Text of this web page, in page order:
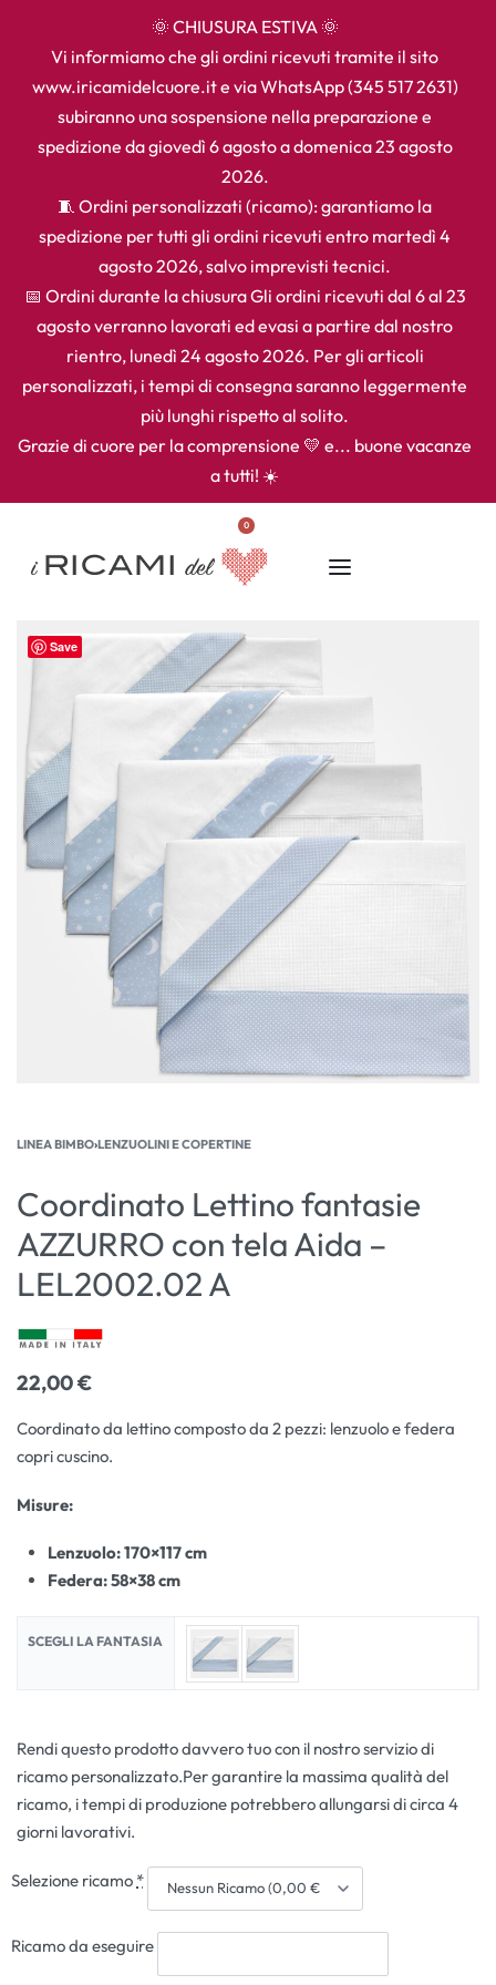
🌞 CHIUSURA ESTIVA 🌞
Vi informiamo che gli ordini ricevuti tramite il sito
www.iricamidelcuore.it e via WhatsApp (345 517 2631)
subiranno una sospensione nella preparazione e
spedizione da giovedì 6 agosto a domenica 23 agosto
2026.
🧵 Ordini personalizzati (ricamo): garantiamo la
spedizione per tutti gli ordini ricevuti entro martedì 4
agosto 2026, salvo imprevisti tecnici.
📅 Ordini durante la chiusura Gli ordini ricevuti dal 6 al 23
agosto verranno lavorati ed evasi a partire dal nostro
rientro, lunedì 24 agosto 2026. Per gli articoli
personalizzati, i tempi di consegna saranno leggermente
più lunghi rispetto al solito.
Grazie di cuore per la comprensione 💛 e... buone vacanze
a tutti! ☀️
0
Save
LINEA BIMBO›LENZUOLINI E COPERTINE
Coordinato Lettino fantasie
AZZURRO con tela Aida –
LEL2002.02 A
22,00€
Coordinato da lettino composto da 2 pezzi: lenzuolo e federa
copri cuscino.
Misure:
Lenzuolo: 170×117 cm
Federa: 58×38 cm
SCEGLI LA FANTASIA
Rendi questo prodotto davvero tuo con il nostro servizio di
ricamo personalizzato.Per garantire la massima qualità del
ricamo, i tempi di produzione potrebbero allungarsi di circa 4
giorni lavorativi.
Selezione ricamo *
Ricamo da eseguire